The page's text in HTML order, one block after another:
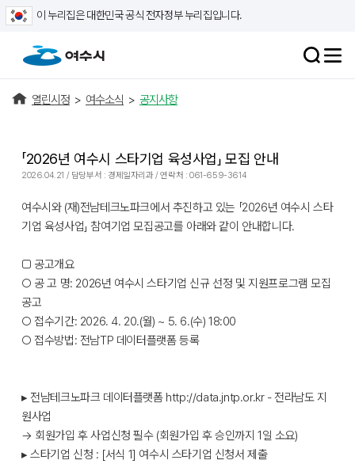
이 누리집은 대한민국 공식 전자정부 누리집입니다.
열린시정 > 여수소식 > 공지사항
「2026년 여수시 스타기업 육성사업」 모집 안내
2026.04.21 / 담당부서 : 경제일자리과 / 연락처 : 061-659-3614
여수시와 (재)전남테크노파크에서 추진하고 있는 「2026년 여수시 스타
기업 육성사업」 참여기업 모집공고를 아래와 같이 안내합니다.
□ 공고개요
○ 공 고 명: 2026년 여수시 스타기업 신규 선정 및 지원프로그램 모집
공고
○ 접수기간: 2026. 4. 20.(월) ~ 5. 6.(수) 18:00
○ 접수방법: 전남TP 데이터플랫폼 등록
▸ 전남테크노파크 데이터플랫폼 http://data.jntp.or.kr - 전라남도 지
원사업
→ 회원가입 후 사업신청 필수 (회원가입 후 승인까지 1일 소요)
▸ 스타기업 신청 : [서식 1] 여수시 스타기업 신청서 제출